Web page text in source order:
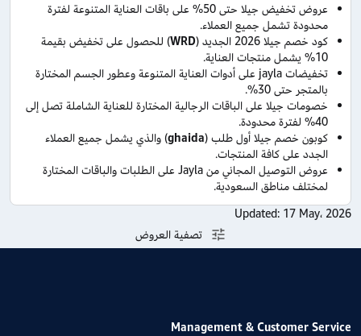
عروض تخفيض جيلا حتى 50% على باقات العناية المتنوعة لفترة
محدودة تشمل جميع العملاء.
كود خصم جيلا 2026 الجديد (
WRD) للحصول على تخفيض بقيمة
10% يشمل منتجات العناية.
تخفيضات jayla على أدوات العناية المتنوعة وعطور الجسم المختارة
بالمتجر حتى 30%.
خصومات جيلا على الباقات الرجالية المختارة للعناية الشاملة تصل إلى
40% لفترة محدودة.
كوبون خصم جيلا أول طلب (ghaida) والذي يشمل جميع العملاء
الجدد على كافة المنتجات.
عروض التوصيل المجاني من Jayla على الطلبات والباقات المختارة
لمختلف مناطق السعودية.
Updated: 17 May، 2026
تصفية العروض
Management & Customer Service